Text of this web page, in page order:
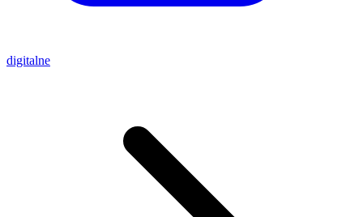
digitalne